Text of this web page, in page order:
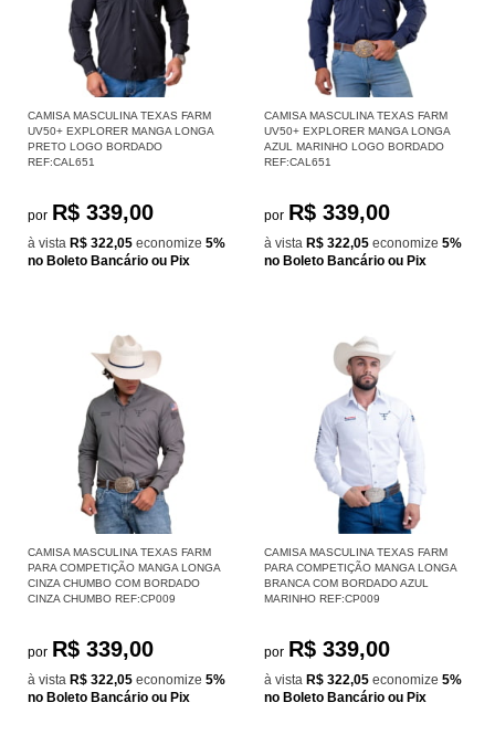
CAMISA MASCULINA TEXAS FARM
UV50+ EXPLORER MANGA LONGA
PRETO LOGO BORDADO
REF:CAL651
por R$ 339,00
à vista R$ 322,05 economize 5%
no Boleto Bancário ou Pix
CAMISA MASCULINA TEXAS FARM
UV50+ EXPLORER MANGA LONGA
AZUL MARINHO LOGO BORDADO
REF:CAL651
por R$ 339,00
à vista R$ 322,05 economize 5%
no Boleto Bancário ou Pix
CAMISA MASCULINA TEXAS FARM
PARA COMPETIÇÃO MANGA LONGA
CINZA CHUMBO COM BORDADO
CINZA CHUMBO REF:CP009
por R$ 339,00
à vista R$ 322,05 economize 5%
no Boleto Bancário ou Pix
CAMISA MASCULINA TEXAS FARM
PARA COMPETIÇÃO MANGA LONGA
BRANCA COM BORDADO AZUL
MARINHO REF:CP009
por R$ 339,00
à vista R$ 322,05 economize 5%
no Boleto Bancário ou Pix